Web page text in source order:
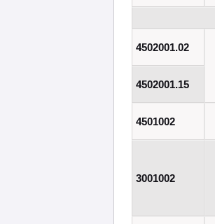
4502001.02
4502001.15
4501002
3001002